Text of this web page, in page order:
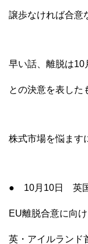
譲歩なければ合意
早い話、離脱は10
との決意を表した
株式市場を悩ます
● 10月10日 英国
EU離脱合意に向
英・アイルランド